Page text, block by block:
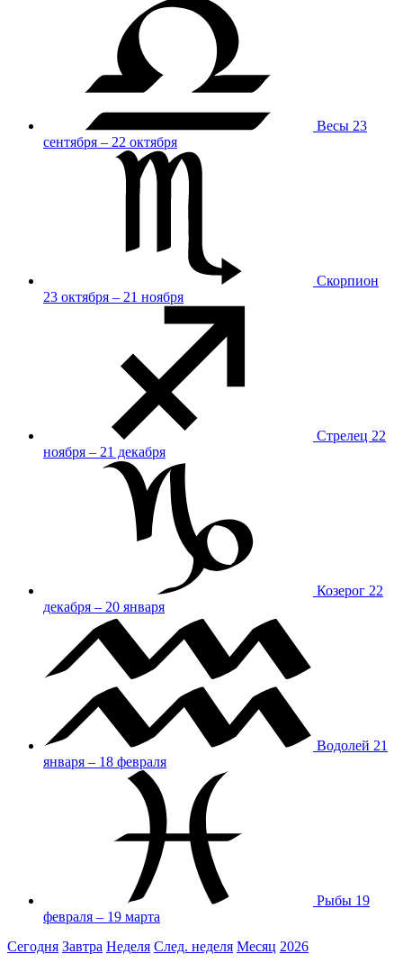
Весы 23
сентября – 22 октября
Скорпион
23 октября – 21 ноября
Стрелец 22
ноября – 21 декабря
Козерог 22
декабря – 20 января
Водолей 21
января – 18 февраля
Рыбы 19
февраля – 19 марта
Сегодня Завтра Неделя След. неделя Месяц 2026